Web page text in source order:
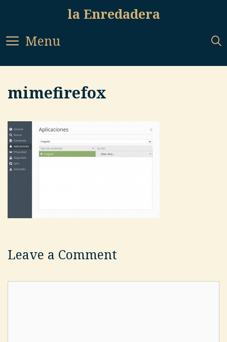
content
la Enredadera
Menu
mimefirefox
Leave a Comment